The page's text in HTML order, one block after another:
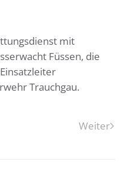
mit
Füssen, die
Trauchgau.
Weiter